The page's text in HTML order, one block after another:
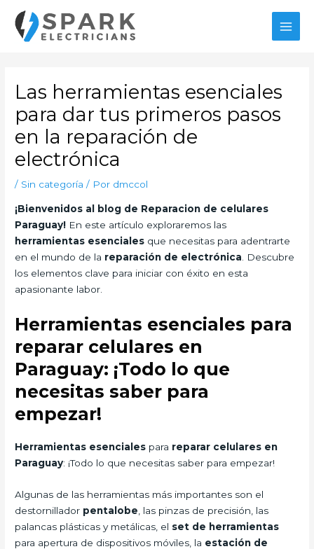
contenido
Las herramientas esenciales
para dar tus primeros pasos
en la reparación de
electrónica
/ Sin categoría / Por dmccol
¡Bienvenidos al blog de Reparacion de celulares
Paraguay! En este artículo exploraremos las
herramientas esenciales que necesitas para adentrarte
en el mundo de la reparación de electrónica . Descubre
los elementos clave para iniciar con éxito en esta
apasionante labor.
Herramientas esenciales para
reparar celulares en
Paraguay: ¡Todo lo que
necesitas saber para
empezar!
Herramientas esenciales para reparar celulares en
Paraguay: ¡Todo lo que necesitas saber para empezar!
Algunas de las herramientas más importantes son el
destornillador pentalobe , las pinzas de precisión, las
palancas plásticas y metálicas, el set de herramientas
para apertura de dispositivos móviles, la estación de